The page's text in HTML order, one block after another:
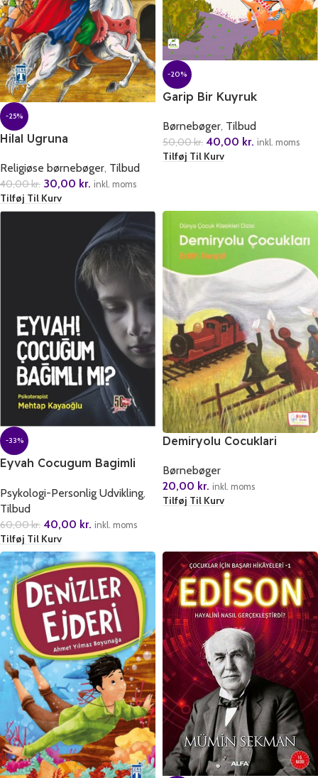
-25%
Hilal Ugruna
Religiøse børnebøger, Tilbud
40,00kr. 30,00 kr. inkl. moms
Tilføj Til Kurv
-20%
Garip Bir Kuyruk
Børnebøger, Tilbud
50,00kr. 40,00 kr. inkl. moms
Tilføj Til Kurv
-33%
Eyvah Cocugum Bagimli
Psykologi-Personlig Udvikling,
Tilbud
60,00kr. 40,00 kr. inkl. moms
Tilføj Til Kurv
Demiryolu Cocuklari
Børnebøger
20,00 kr. inkl. moms
Tilføj Til Kurv